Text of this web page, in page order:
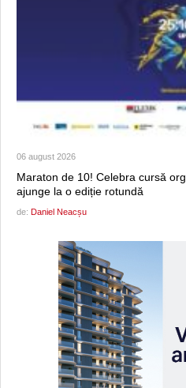
06 august 2026
Maraton de 10! Celebra cursă
ajunge la o ediție rotundă
de: Daniel Neacșu